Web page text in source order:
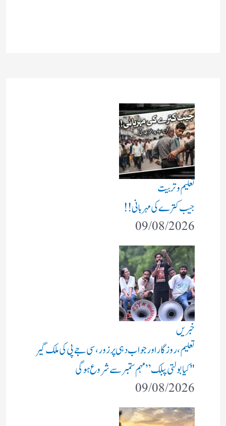
تعلیم و تربیت
جیب کترے کی مہربانی !!
09/08/2026
خبریں
تعلیم، روزگار اور جواب دہی پر زور، سی جے پی کی ملک گیر
"کیا بولتی پبلک” مہم ستمبر سے شروع ہوگی
09/08/2026